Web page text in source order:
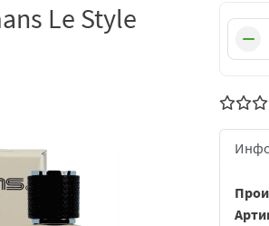
Le Style